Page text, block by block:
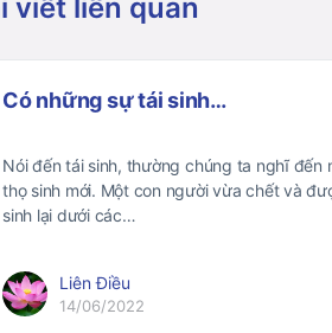
viết liên quan
Có những sự tái sinh…
Nói đến tái sinh, thường chúng ta nghĩ đến
thọ sinh mới. Một con người vừa chết và
sinh lại dưới các…
Liên Điều
14/06/2022